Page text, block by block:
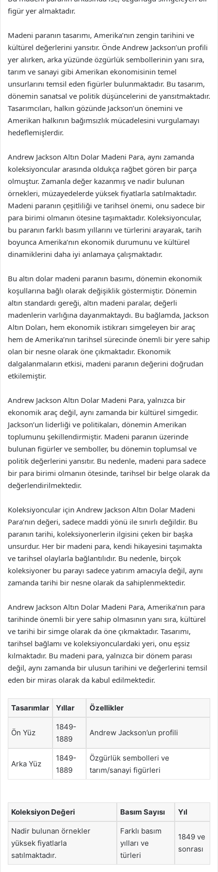
figür yer almaktadır.
Madeni paranın tasarımı, Amerika’nın zengin tarihini ve
kültürel değerlerini yansıtır. Önde Andrew Jackson’un profili
yer alırken, arka yüzünde özgürlük sembollerinin yanı sıra,
tarım ve sanayi gibi Amerikan ekonomisinin temel
unsurlarını temsil eden figürler bulunmaktadır. Bu tasarım,
dönemin sanatsal ve politik düşüncelerini de yansıtmaktadır.
Tasarımcıları, halkın gözünde Jackson’un önemini ve
Amerikan halkının bağımsızlık mücadelesini vurgulamayı
hedeflemişlerdir.
Andrew Jackson Altın Dolar Madeni Para, aynı zamanda
koleksiyoncular arasında oldukça rağbet gören bir parça
olmuştur. Zamanla değer kazanmış ve nadir bulunan
örnekleri, müzayedelerde yüksek fiyatlarla satılmaktadır.
Madeni paranın çeşitliliği ve tarihsel önemi, onu sadece bir
para birimi olmanın ötesine taşımaktadır. Koleksiyoncular,
bu paranın farklı basım yıllarını ve türlerini arayarak, tarih
boyunca Amerika’nın ekonomik durumunu ve kültürel
dinamiklerini daha iyi anlamaya çalışmaktadır.
Bu altın dolar madeni paranın basımı, dönemin ekonomik
koşullarına bağlı olarak değişiklik göstermiştir. Dönemin
altın standardı gereği, altın madeni paralar, değerli
madenlerin varlığına dayanmaktaydı. Bu bağlamda, Jackson
Altın Doları, hem ekonomik istikrarı simgeleyen bir araç
hem de Amerika’nın tarihsel sürecinde önemli bir yere sahip
olan bir nesne olarak öne çıkmaktadır. Ekonomik
dalgalanmaların etkisi, madeni paranın değerini doğrudan
etkilemiştir.
Andrew Jackson Altın Dolar Madeni Para, yalnızca bir
ekonomik araç değil, aynı zamanda bir kültürel simgedir.
Jackson’un liderliği ve politikaları, dönemin Amerikan
toplumunu şekillendirmiştir. Madeni paranın üzerinde
bulunan figürler ve semboller, bu dönemin toplumsal ve
politik değerlerini yansıtır. Bu nedenle, madeni para sadece
bir para birimi olmanın ötesinde, tarihsel bir belge olarak da
değerlendirilmektedir.
Koleksiyoncular için Andrew Jackson Altın Dolar Madeni
Para’nın değeri, sadece maddi yönü ile sınırlı değildir. Bu
paranın tarihi, koleksiyonerlerin ilgisini çeken bir başka
unsurdur. Her bir madeni para, kendi hikayesini taşımakta
ve tarihsel olaylarla bağlantılıdır. Bu nedenle, birçok
koleksiyoner bu parayı sadece yatırım amacıyla değil, aynı
zamanda tarihi bir nesne olarak da sahiplenmektedir.
Andrew Jackson Altın Dolar Madeni Para, Amerika’nın para
tarihinde önemli bir yere sahip olmasının yanı sıra, kültürel
ve tarihi bir simge olarak da öne çıkmaktadır. Tasarımı,
tarihsel bağlamı ve koleksiyonculardaki yeri, onu eşsiz
kılmaktadır. Bu madeni para, yalnızca bir dönem parası
değil, aynı zamanda bir ulusun tarihini ve değerlerini temsil
eden bir miras olarak da kabul edilmektedir.
Tasarımlar Yıllar Özellikler
Ön Yüz
1849-
1889
Andrew Jackson’un profili
Arka Yüz
1849-
1889
Özgürlük sembolleri ve
tarım/sanayi figürleri
Koleksiyon Değeri Basım Sayısı Yıl
Nadir bulunan örnekler
yüksek fiyatlarla
satılmaktadır.
Farklı basım
yılları ve
türleri
1849 ve
sonrası